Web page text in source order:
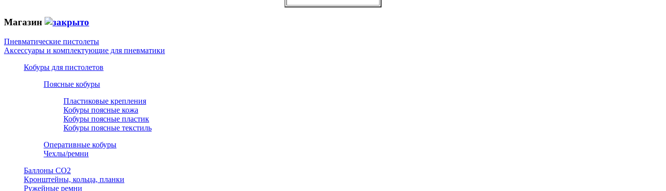
Магазин
Пневматические пистолеты
Аксессуары и комплектующие для пневматики
Кобуры для пистолетов
Поясные кобуры
Пластиковые крепления
Кобуры поясные кожа
Кобуры поясные пластик
Кобуры поясные текстиль
Оперативные кобуры
Чехлы/ремни
Баллоны СО2
Кронштейны, кольца, планки
Ружейные ремни